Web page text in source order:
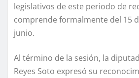
legislativos de este periodo de
comprende formalmente del 15
junio.
Al término de la sesión, la
Reyes Soto expresó su